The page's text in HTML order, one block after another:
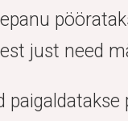
just need